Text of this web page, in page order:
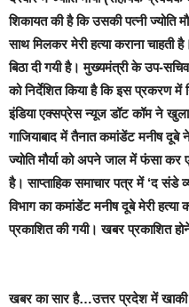
शिकायत की है कि उसकी पत्नी ज्योति
साथ मिलकर मेरी हत्या कराना
बिठा दी गयी है। मुख्यमंत्री के उप-सचिव
को निर्देशित किया है कि इस प्रकरण
इंडिया एक्सप्रेस न्यूज डॉट कॉम ने
गाजियाबाद में तैनात कमांडेंट मनीष
ज्योति मौर्या को अपने जाल में फंसा
है। साप्ताहिक समाचार पत्र में ‘द
विभाग का कमांडेंट मनीष दूबे मेरी हत्या
प्रकाशित की गयी। खबर प्रकाशित
खबर का सार है…उत्तर प्रदेश में